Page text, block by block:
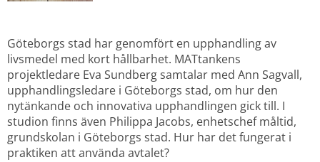
Göteborgs stad har genomfört en upphandling av
livsmedel med kort hållbarhet. MATtankens
projektledare Eva Sundberg samtalar med Ann Sagvall,
upphandlingsledare i Göteborgs stad, om hur den
nytänkande och innovativa upphandlingen gick till. I
studion finns även Philippa Jacobs, enhetschef måltid,
grundskolan i Göteborgs stad. Hur har det fungerat i
praktiken att använda avtalet?